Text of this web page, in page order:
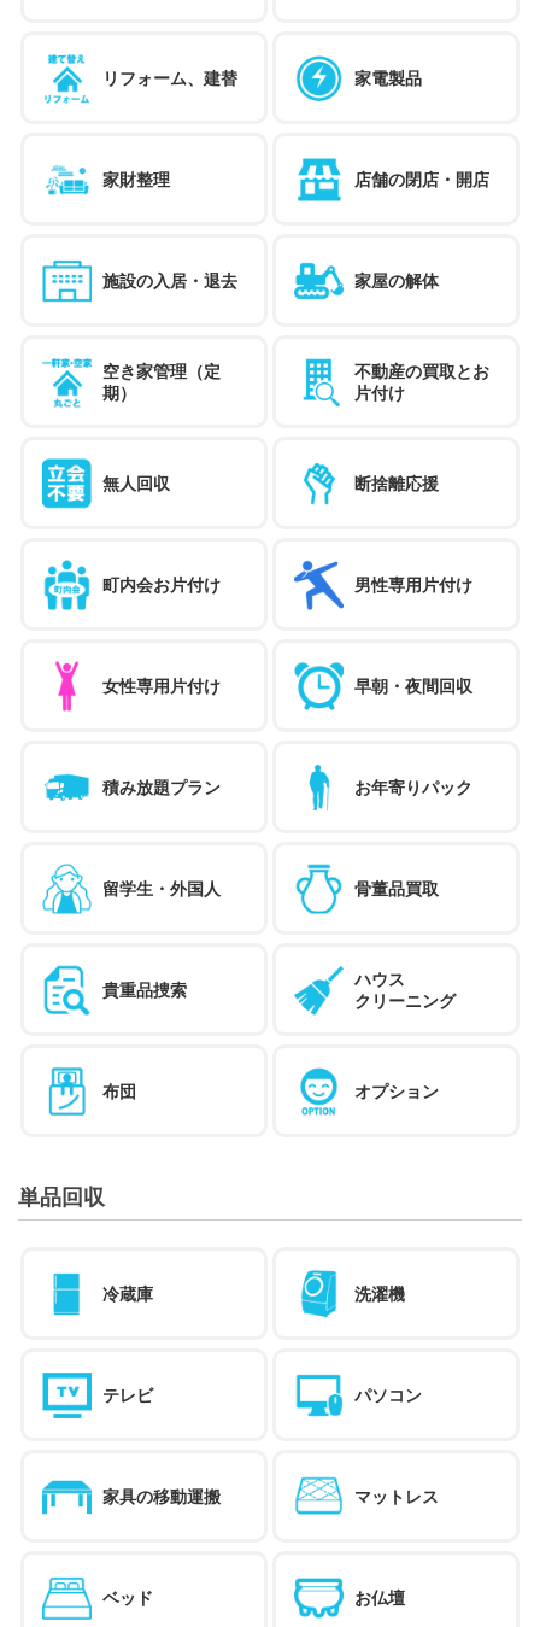
リフォーム、建替 家電製品
家財整理 店舗の閉店・開店
施設の入居・退去 家屋の解体
空き家管理（定
期）
不動産の買取とお
片付け
無人回収 断捨離応援
町内会お片付け 男性専用片付け
女性専用片付け 早朝・夜間回収
積み放題プラン お年寄りパック
留学生・外国人 骨董品買取
貴重品捜索
ハウス
クリーニング
布団 オプション
単品回収
冷蔵庫 洗濯機
テレビ パソコン
家具の移動運搬 マットレス
ベッド お仏壇